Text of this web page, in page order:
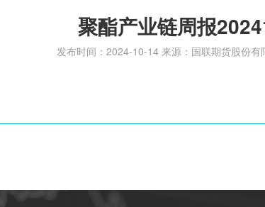
聚酯产业链周报
发布时间：2024-10-14 来源：国联期货股份有